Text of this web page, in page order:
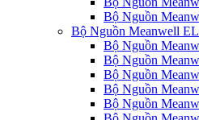
Bộ Nguồn
Bộ Nguồn Meanwell
Bộ Nguồn
Bộ Nguồn
Bộ Nguồn
Bộ Nguồn
Bộ Nguồn